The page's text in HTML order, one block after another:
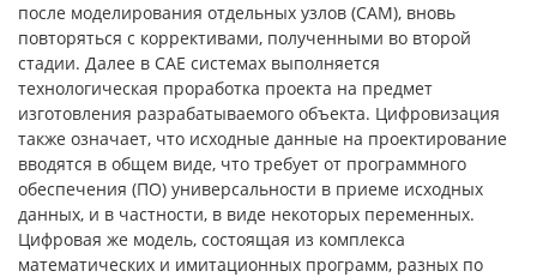
после моделирования отдельных узлов (САМ), вновь
повторяться с коррективами, полученными во второй
стадии. Далее в CAE системах выполняется
технологическая проработка проекта на предмет
изготовления разрабатываемого объекта. Цифровизация
также означает, что исходные данные на проектирование
вводятся в общем виде, что требует от программного
обеспечения (ПО) универсальности в приеме исходных
данных, и в частности, в виде некоторых переменных.
Цифровая же модель, состоящая из комплекса
математических и имитационных программ, разных по